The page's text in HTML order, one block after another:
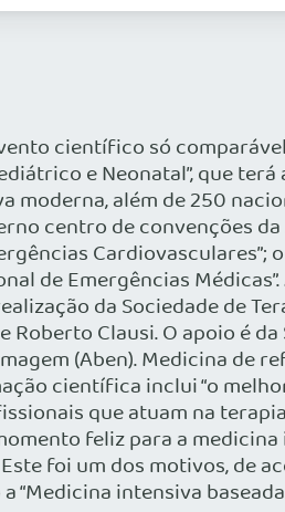
científico só
e Neonatal”, que
além de 250
centro de convenções
de Emergências
da Sociedade de
Clausi. O apoio é
(Aben). Medicina de
científica inclui “o
que atuam na
feliz para a
foi um dos motivos, de
intensiva